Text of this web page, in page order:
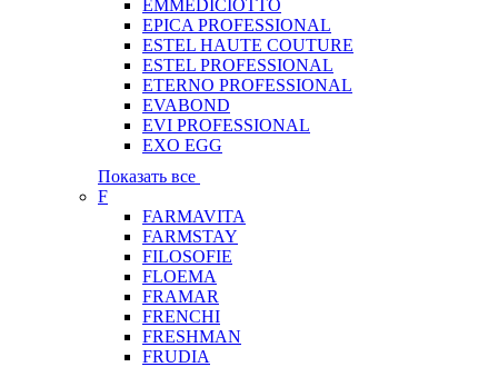
EMMEDICIOTTO
EPICA PROFESSIONAL
ESTEL HAUTE COUTURE
ESTEL PROFESSIONAL
ETERNO PROFESSIONAL
EVABOND
EVI PROFESSIONAL
EXO EGG
Показать все
F
FARMAVITA
FARMSTAY
FILOSOFIE
FLOEMA
FRAMAR
FRENCHI
FRESHMAN
FRUDIA